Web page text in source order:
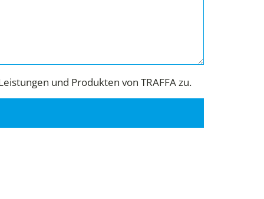
und Produkten von TRAFFA zu.